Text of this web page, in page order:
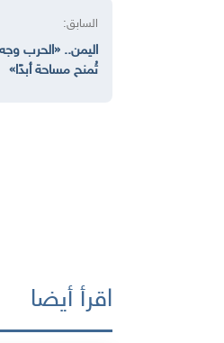
السابق:
اليمن.. «الحرب وجه
تُمنح مساحة أبدًا»
اقرأ أيضا